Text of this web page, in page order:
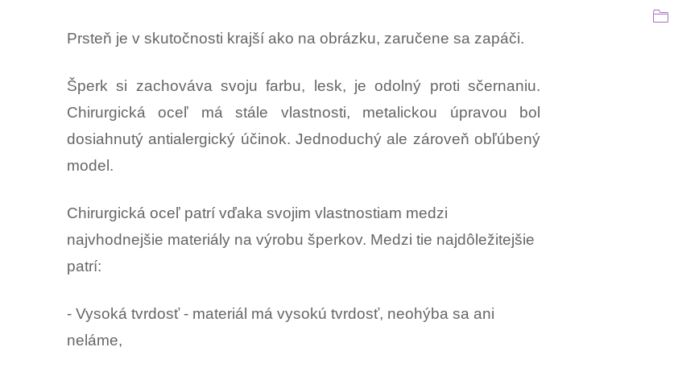
Prsteň je v skutočnosti krajší ako na obrázku, zaručene sa zapáči.
Šperk si zachováva svoju farbu, lesk, je odolný proti sčernaniu.
Chirurgická oceľ má stále vlastnosti, metalickou úpravou bol
dosiahnutý antialergický účinok. Jednoduchý ale zároveň obľúbený
model.
Chirurgická oceľ patrí vďaka svojim vlastnostiam medzi
najvhodnejšie materiály na výrobu šperkov. Medzi tie najdôležitejšie
patrí:
- Vysoká tvrdosť - materiál má vysokú tvrdosť, neohýba sa ani
neláme,